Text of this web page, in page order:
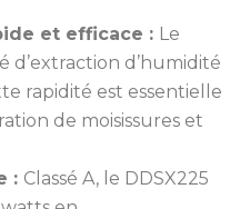
et efficace : Le
d’extraction d’humidité
rapidité est essentielle
de moisissures et
: Classé A, le DDSX225